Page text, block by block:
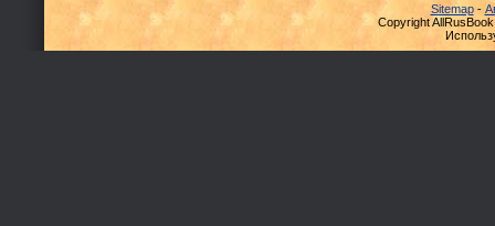
Sitemap-
Copyright